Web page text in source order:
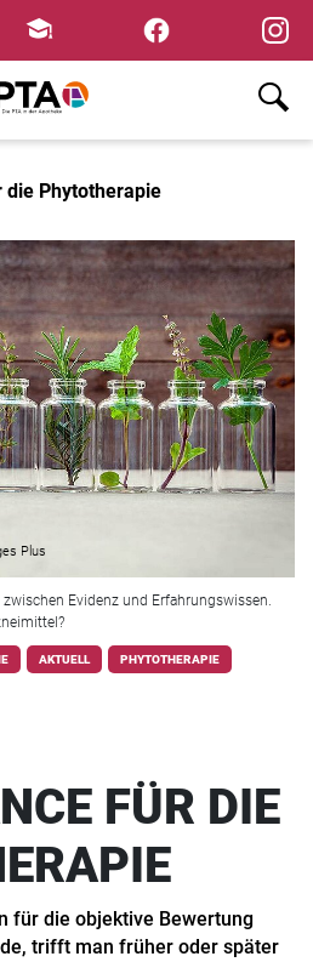
Fortbildungen
Home
die Phytotherapie
Plus
Evidenz und Erfahrungswissen.
AKTUELL PHYTOTHERAPIE
FÜR DIE
für die objektive Bewertung
trifft man früher oder später
×